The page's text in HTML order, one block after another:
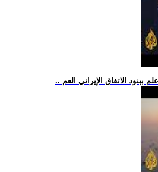
ببنود الاتفاق الإيراني العم